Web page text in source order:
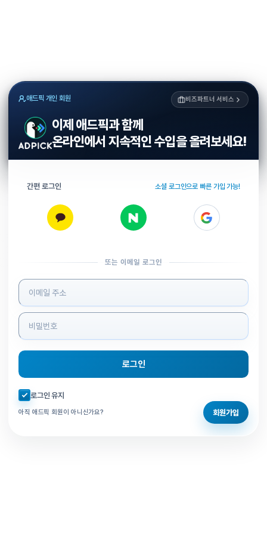
애드픽 개인 회원 비즈파트너 서비스
이제 애드픽과 함께
온라인에서 지속적인 수입을 올려보세요!
간편 로그인 소셜 로그인으로 빠른 가입 가능!
또는 이메일 로그인
로그인 정보 입력
로그인
자동로그인 체크
로그인 유지
아직 애드픽 회원이 아니신가요? 회원가입